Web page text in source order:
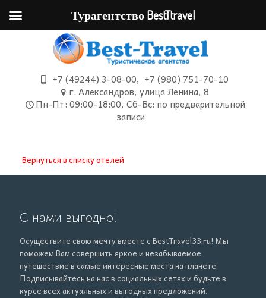
+7 (49244) 3-08-00, +7 (980) 751-70-10
г. Александров, улица Ленина, 8
Пн-Пт: 09:00-18:00, Сб-Вс: по предварительной
записи
Вернуться в списку отелей
С нами выгодно!
Осуществите свою мечту вместе с BestTravel33.ru! Мы
поможем Вам совершить яркое и незабываемое
путешествие в самые интересные места на планете.
Подписывайтесь на нас в социальных сетях и будьте в
курсе всех актуальных ивыгодныхпредложений.
Турагентство BestTtravel